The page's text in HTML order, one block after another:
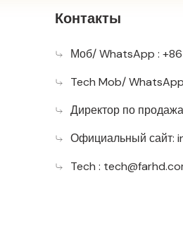
Контакты
Моб/ WhatsApp :
Tech Mob/
Директор по
Официальный сайт:
Tech :